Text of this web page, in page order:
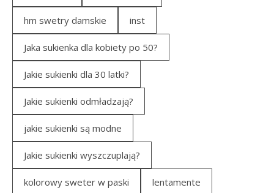
hm swetry damskie inst
Jaka sukienka dla kobiety po 50?
Jakie sukienki dla 30 latki?
Jakie sukienki odmładzają?
jakie sukienki są modne
Jakie sukienki wyszczuplają?
kolorowy sweter w paski lentamente